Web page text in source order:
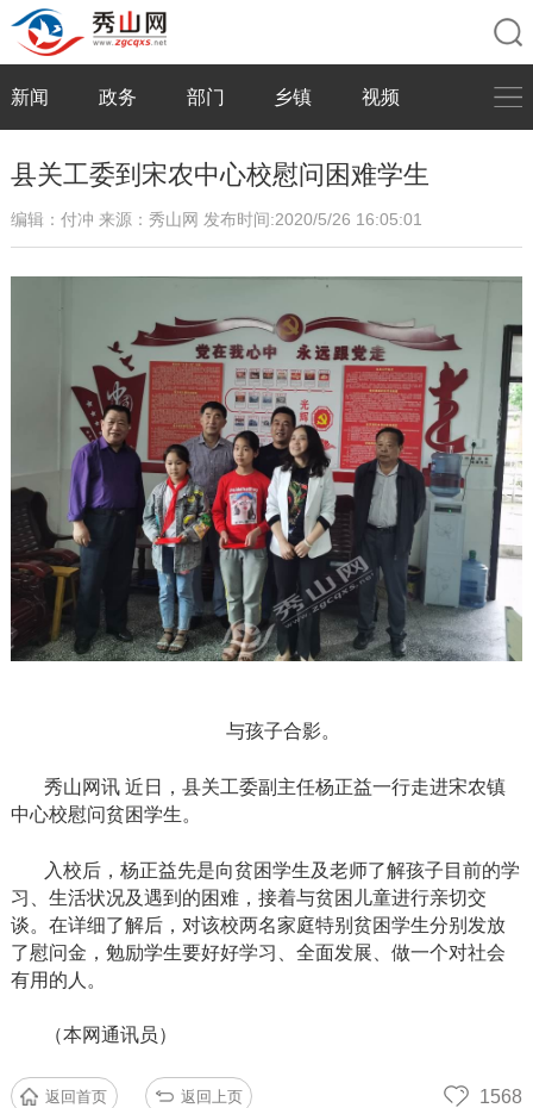
新闻 政务 部门 乡镇 视频
县关工委到宋农中心校慰问困难学生
编辑：付冲 来源：秀山网 发布时间:2020/5/26 16:05:01
与孩子合影。
秀山网讯近日，县关工委副主任杨正益一行走进宋农镇
中心校慰问贫困学生。
入校后，杨正益先是向贫困学生及老师了解孩子目前的学
习、生活状况及遇到的困难，接着与贫困儿童进行亲切交
谈。在详细了解后，对该校两名家庭特别贫困学生分别发放
了慰问金，勉励学生要好好学习、全面发展、做一个对社会
有用的人。
（本网通讯员）
返回首页 返回上页 1568